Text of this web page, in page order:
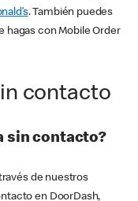
. También puedes
hagas con Mobile Order
contacto
sin contacto?
de nuestros
en DoorDash,